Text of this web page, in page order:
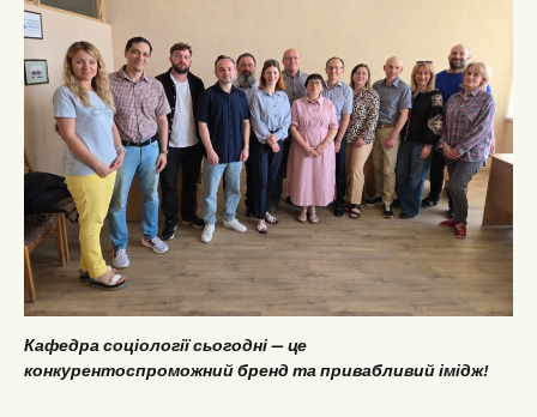
Кафедра соціології сьогодні — це
конкурентоспроможний бренд та привабливий імідж!